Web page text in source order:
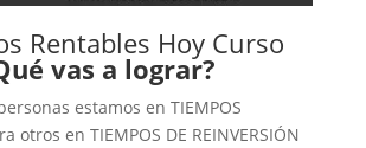
Rentables Hoy Curso
vas a lograr?
estamos en TIEMPOS
otros en TIEMPOS DE REINVERSIÓN